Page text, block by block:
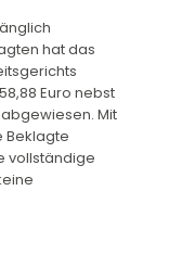
hat das
Euro nebst
Mit
Beklagte
vollständige